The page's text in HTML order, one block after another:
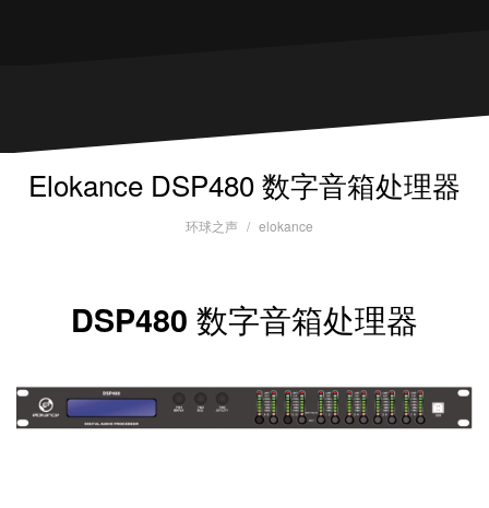
Elokance DSP480 数字音箱处理器
环球之声 elokance
DSP480 数字音箱处理器